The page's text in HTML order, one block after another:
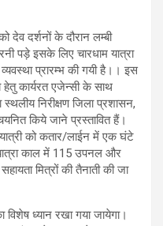
देव दर्शनों के दौरान लम्बी
पड़े इसके लिए चारधाम यात्रा
प्रारम्भ की गयी है।। इस
कार्यरत एजेन्सी के साथ
स्थलीय निरीक्षण जिला प्रशासन,
किये जाने प्रस्तावित हैं।
को कतार/लाईन में एक घंटे
काल में 115 उपनल और
मित्रों की तैनाती की जा
विशेष ध्यान रखा गया जायेगा।